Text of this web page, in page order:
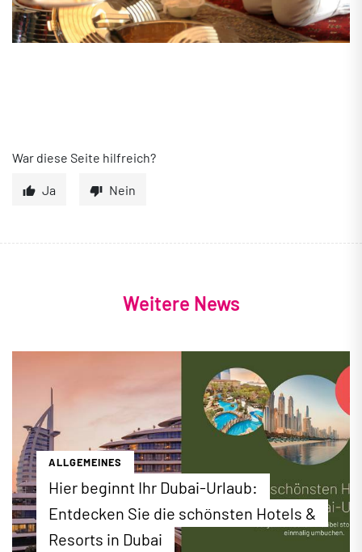
War diese Seite hilfreich?
Ja Nein
Weitere News
ALLGEMEINES
Hier beginnt Ihr Dubai-Urlaub:
Entdecken Sie die schönsten Hotels &
Resorts in Dubai